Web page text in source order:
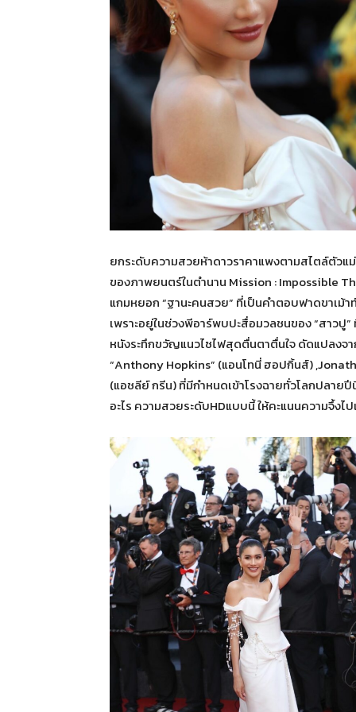
ยกระดับความสวยห้าดาวราคาแพงตามสไตล์ตัว
ของภาพยนตร์ในตำนาน Mission : Impossible
แกมหยอก “ฐานะคนสวย” ที่เป็นคำตอบฟาดขาเม้า
เพราะอยู่ในช่วงพีอาร์พบปะสื่อมวลชนของ “สาว
หนังระทึกขวัญแนวไซไฟสุดตื่นตาตื่นใจ ดัดแปลงจ
“Anthony Hopkins” (แอนโทนี่ ฮอปกิ้นส์)
(แอชลีย์ กรีน) ที่มีกำหนดเข้าโรงฉายทั่วโลกปลาย
อะไร ความสวยระดับHDแบบนี้ ให้คะแนนความจึ้งไ